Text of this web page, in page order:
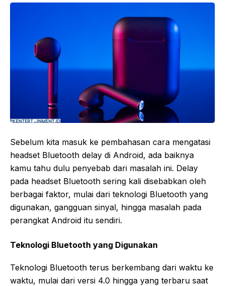
Sebelum kita masuk ke pembahasan cara mengatasi
headset Bluetooth delay di Android, ada baiknya
kamu tahu dulu penyebab dari masalah ini. Delay
pada headset Bluetooth sering kali disebabkan oleh
berbagai faktor, mulai dari teknologi Bluetooth yang
digunakan, gangguan sinyal, hingga masalah pada
perangkat Android itu sendiri.
Teknologi Bluetooth yang Digunakan
Teknologi Bluetooth terus berkembang dari waktu ke
waktu, mulai dari versi 4.0 hingga yang terbaru saat